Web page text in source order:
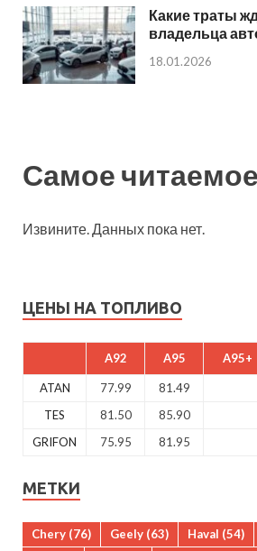
Какие траты
владельца
18.01.2026
Самое читаемое
Извините. Данных пока нет.
ЦЕНЫ НА ТОПЛИВО
A92 A95 A95+
ATAN 77.99 81.49
TES
81.50 85.90
GRIFON
75.95 81.95
МЕТКИ
Chery (76) Geely (63) Haval (54)